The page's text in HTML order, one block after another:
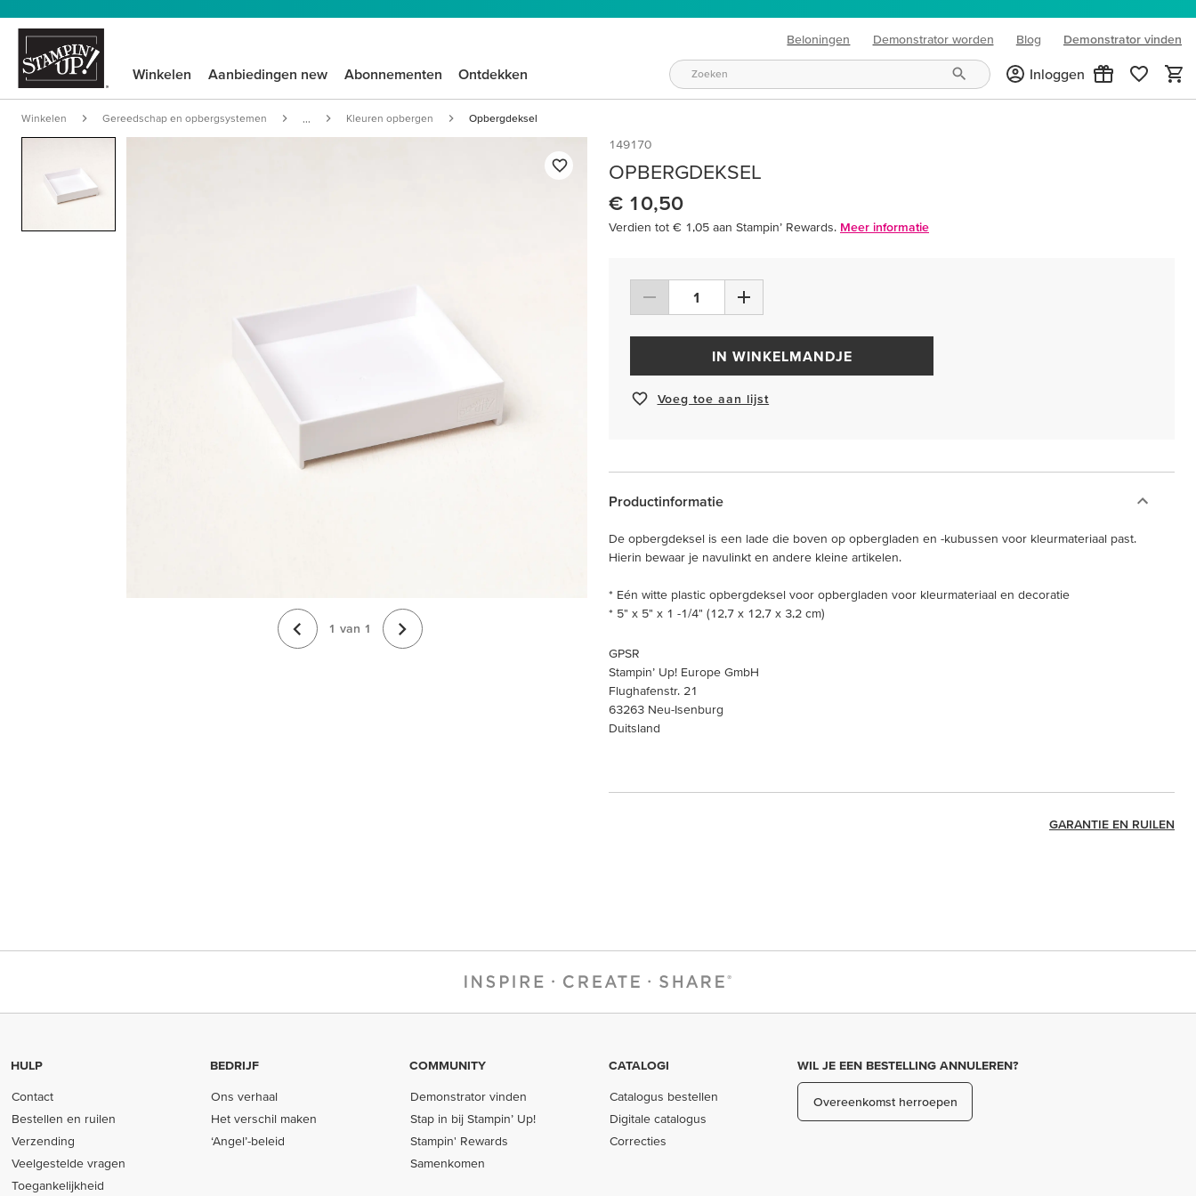
Beloningen Demonstrator worden Blog
(opens in new tab)
Demonstrator vinden
Winkelen Aanbiedingen new Abonnementen Ontdekken Inloggen
Winkelen Gereedschap en opbergsystemen Kleuren opbergen Opbergdeksel
1 van 1
149170
OPBERGDEKSEL
€ 10,50
Verdien tot € 1,05 aan Stampin’ Rewards. Meer informatie
IN WINKELMANDJE
Voeg toe aan lijst
Productinformatie
De opbergdeksel is een lade die boven op opbergladen en -kubussen voor kleurmateriaal past.
Hierin bewaar je navulinkt en andere kleine artikelen.
* Eén witte plastic opbergdeksel voor opbergladen voor kleurmateriaal en decoratie
* 5" x 5" x 1 -1/4" (12,7 x 12,7 x 3,2 cm)
GPSR
Stampin’ Up! Europe GmbH
Flughafenstr. 21
63263 Neu-Isenburg
Duitsland
GARANTIE EN RUILEN
HULP
Contact
Bestellen en ruilen
Verzending
Veelgestelde vragen
Toegankelijkheid
BEDRIJF
Ons verhaal
Het verschil maken
‘Angel’-beleid
COMMUNITY
Demonstrator vinden
Stap in bij Stampin’ Up!
Stampin' Rewards
Samenkomen
CATALOGI
Catalogus bestellen
Digitale catalogus
Correcties
WIL JE EEN BESTELLING ANNULEREN?
Overeenkomst herroepen